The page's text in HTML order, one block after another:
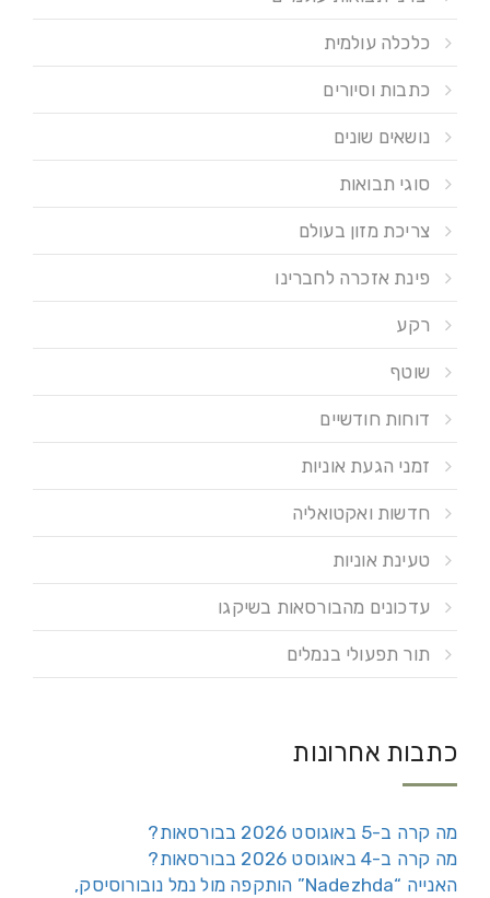
כלכלה עולמית
כתבות וסיורים
נושאים שונים
סוגי תבואות
צריכת מזון בעולם
פינת אזכרה לחברינו
רקע
שוטף
דוחות חודשיים
זמני הגעת אוניות
חדשות ואקטואליה
טעינת אוניות
עדכונים מהבורסאות בשיקגו
תור תפעולי בנמלים
כתבות אחרונות
מה קרה ב-5 באוגוסט 2026 בבורסאות?
מה קרה ב-4 באוגוסט 2026 בבורסאות?
האנייה “Nadezhda” הותקפה מול נמל נובורוסיסק,